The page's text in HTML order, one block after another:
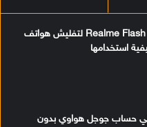
تحميل أداة Realme Flash Tool لتفليش هواتف
استخدامها
حساب جوجل هواوي بدون